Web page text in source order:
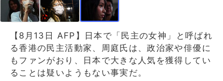
【8月13日 AFP】日本で「民主の女神」と呼ばれ
る香港の民主活動家、周庭氏は、政治家や俳優に
もファンがおり、日本で大きな人気を獲得してい
ることは疑いようもない事実だ。